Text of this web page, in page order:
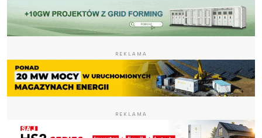
REKLAMA
REKLAMA